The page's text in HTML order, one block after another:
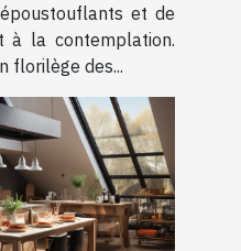
et de
à la contemplation.
florilège des...